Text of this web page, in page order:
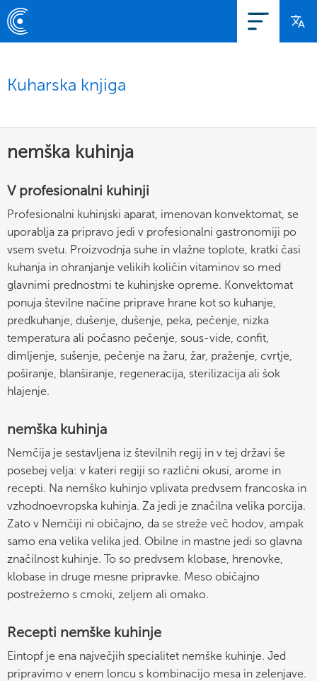
Kuharska knjiga
nemška kuhinja
V profesionalni kuhinji
Profesionalni kuhinjski aparat, imenovan konvektomat, se
uporablja za pripravo jedi v profesionalni gastronomiji po
vsem svetu. Proizvodnja suhe in vlažne toplote, kratki časi
kuhanja in ohranjanje velikih količin vitaminov so med
glavnimi prednostmi te kuhinjske opreme. Konvektomat
ponuja številne načine priprave hrane kot so kuhanje,
predkuhanje, dušenje, dušenje, peka, pečenje, nizka
temperatura ali počasno pečenje, sous-vide, confit,
dimljenje, sušenje, pečenje na žaru, žar, praženje, cvrtje,
poširanje, blanširanje, regeneracija, sterilizacija ali šok
hlajenje.
nemška kuhinja
Nemčija je sestavljena iz številnih regij in v tej državi še
posebej velja: v kateri regiji so različni okusi, arome in
recepti. Na nemško kuhinjo vplivata predvsem francoska in
vzhodnoevropska kuhinja. Za jedi je značilna velika porcija.
Zato v Nemčiji ni običajno, da se streže več hodov, ampak
samo ena velika velika jed. Obilne in mastne jedi so glavna
značilnost kuhinje. To so predvsem klobase, hrenovke,
klobase in druge mesne pripravke. Meso običajno
postrežemo s cmoki, zeljem ali omako.
Recepti nemške kuhinje
Eintopf je ena največjih specialitet nemške kuhinje. Jed
pripravimo v enem loncu s kombinacijo mesa in zelenjave.